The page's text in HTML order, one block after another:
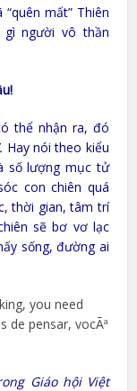
mất” Thiên
gì người vô thần
thể nhận ra, đó
Hay nói theo kiểu
số lượng mục tử
con chiên quá
thời gian, tâm trí
sẽ bơ vơ lạc
sống, đường ai
Giáo hội Việt